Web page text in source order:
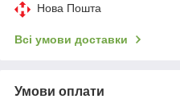
Нова Пошта
Всі умови доставки
Умови оплати